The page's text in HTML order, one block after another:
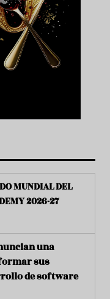
MUNDIAL DEL
2026-27
una
sus
de software